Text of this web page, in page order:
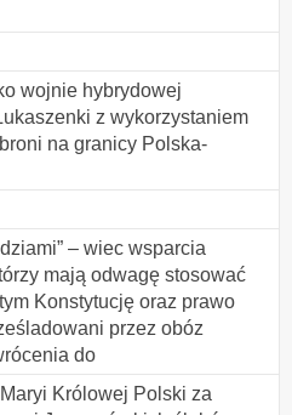
wojnie hybrydowej
z wykorzystaniem
na granicy Polska-
– wiec wsparcia
mają odwagę stosować
Konstytucję oraz prawo
przez obóz
do
Królowej Polski za